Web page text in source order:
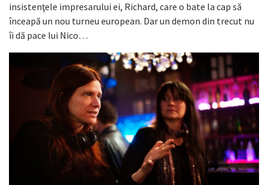
insistenţele impresarului ei, Richard, care o bate la cap să
înceapă un nou turneu european. Dar un demon din trecut nu
îi dă pace lui Nico…